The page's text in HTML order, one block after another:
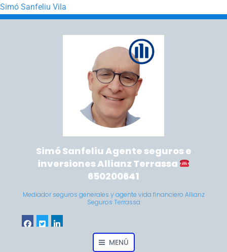
Simó Sanfeliu Vila
Saltar a la navegación principal
Saltar al contenido principal
Simó Sanfeliu Agente seguros e
inversiones Allianz Terrassa
650200641
Mediador seguros generales y agente vida financiero Allianz
Seguros Terrassa
MENÚ